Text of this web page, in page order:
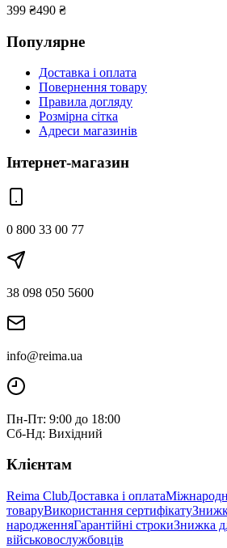
399 ₴490 ₴
Популярне
Доставка і оплата
Повернення товару
Правила догляду
Розмірна сітка
Адреси магазинів
Інтернет-магазин
0 800 33 00 77
38 098 050 5600
info@reima.ua
Пн-Пт: 9:00 до 18:00
Сб-Нд: Вихідний
Клієнтам
Reima ClubДоставка і оплата
товаруВикористання сертифікату
народженняГарантійні строкиЗнижка
військовослужбовців